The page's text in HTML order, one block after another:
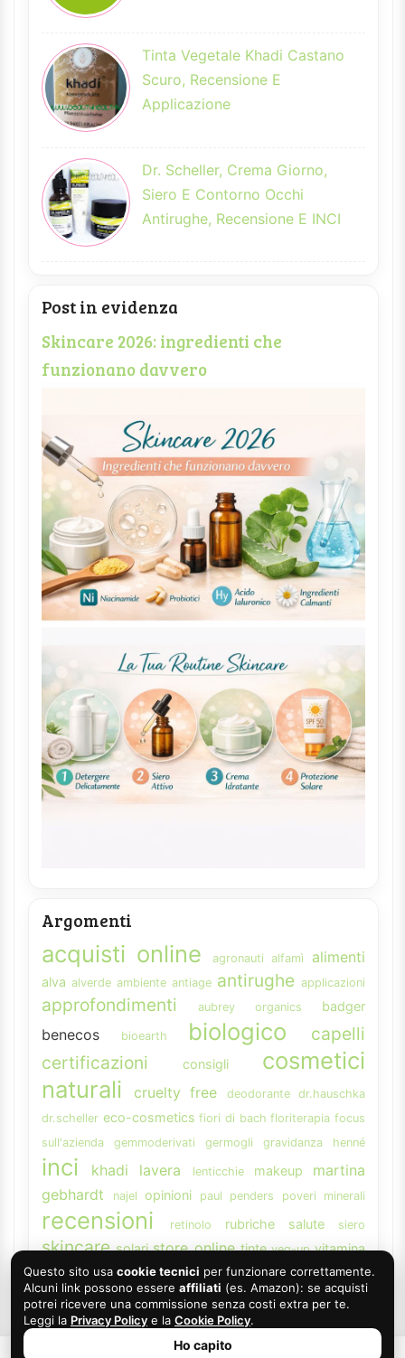
Tinta Vegetale Khadi Castano
Scuro, Recensione E
Applicazione
Dr. Scheller, Crema Giorno,
Siero E Contorno Occhi
Antirughe, Recensione E INCI
Post in evidenza
Skincare 2026: ingredienti che
funzionano davvero
Argomenti
acquisti online agronauti alfamì alimenti
alva alverde ambiente antiage antirughe applicazioni
approfondimenti aubrey organics badger
benecos bioearth biologico
capelli
certificazioni
consigli
cosmetici
naturali
cruelty free deodorante
dr.hauschka
dr.scheller eco-cosmetics fiori di bach floriterapia focus
sull'azienda
gemmoderivati germogli gravidanza henné
inci khadi lavera lenticchie makeup
martina
gebhardt
najel opinioni paul penders poveri minerali
recensioni retinolo rubriche salute siero
skincare solari store online tinte veg-up vitamina
A weleda
Questo sito usa cookie tecnici per funzionare correttamente.
Alcuni link possono essere affiliati (es. Amazon): se acquisti
potrei ricevere una commissione senza costi extra per te.
Leggi la Privacy Policy e la Cookie Policy.
Ho capito